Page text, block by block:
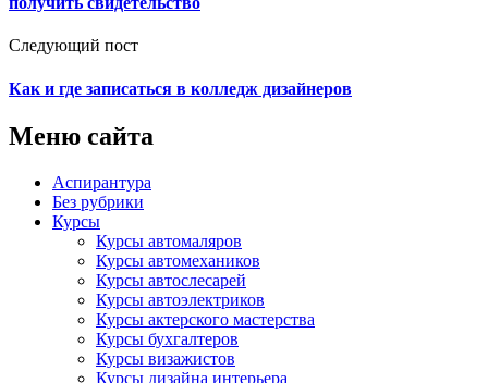
Следующий пост
Как и где записаться в колледж дизайнеров
Меню сайта
Аспирантура
Без рубрики
Курсы
Курсы автомаляров
Курсы автомехаников
Курсы автослесарей
Курсы автоэлектриков
Курсы актерского мастерства
Курсы бухгалтеров
Курсы визажистов
Курсы дизайна интерьера